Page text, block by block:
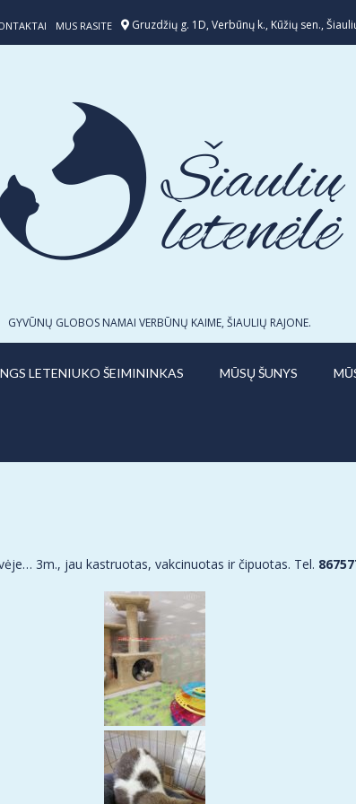
MUS RASITE Gruzdžių g. 1D, Verbūnų k., Kūžių sen.,
GYVŪNŲ GLOBOS NAMAI VERBŪNŲ KAIME, ŠIAULIŲ RAJONE.
LETENIUKO ŠEIMININKAS MŪSŲ ŠUNYS
3m., jau kastruotas, vakcinuotas ir čipuotas. Tel.